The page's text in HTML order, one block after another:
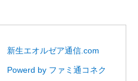
新生エオルゼア通信.com
Powerd by ファミ通コネク